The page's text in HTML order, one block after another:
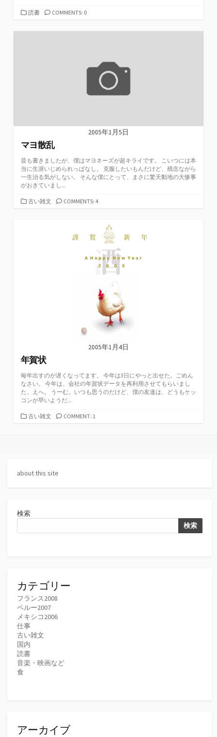
カ
ゴ
読書 COMMENTS: 0
2005年1月5日
マヨ散乱
昔も書きましたが、僕はマヨネーズが超キライです。 こいつには本
当に生涯いじめられっぱなし。 克服したいもんだけど、残念ながら
一生治る気がしない。 そんな僕にとって、まさに驚天動地の大惨事
がおきていまし...
カ古い雑文 COMMENTS: 4
2005年1月4日
年賀状
毎年出すのが遅くなってます。 今年は3日にやっと出せた。ごめん
なさい。 今年は、会社の年賀状データを再利用させてもらいまし
た。えへ。 うーむ。いつも思うのだけど、僕の友達は、どうもケッ
コンが早いようだ...
カ古い雑文 COMMENT: 1
about this site
検索
検索
カテゴリー
フランス2008
ペルー2007
メキシコ2006
仕事
古い雑文
国内
読書
音楽・映画など
食
アーカイブ